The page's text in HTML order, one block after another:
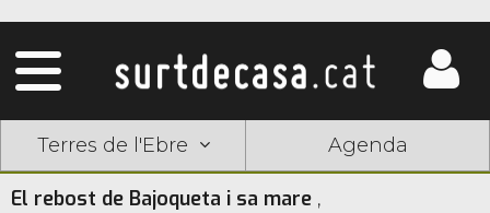
Terres de l'Ebre Agenda
El rebost de Bajoqueta i sa mare ,